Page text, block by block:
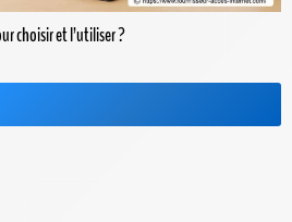
choisir et l’utiliser ?